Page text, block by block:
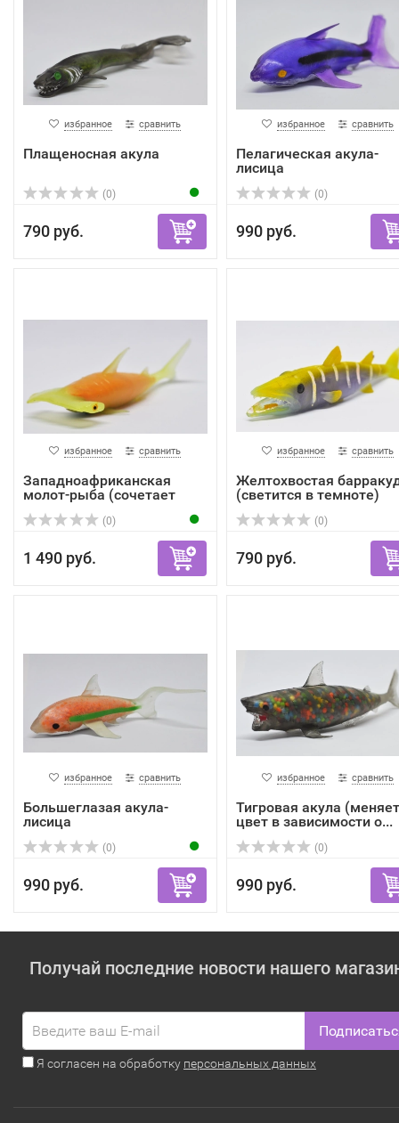
избранное сравнить
Плащеносная акула
(0)
790 руб.
избранное сравнить
Пелагическая акула-
лисица
(0)
990 руб.
избранное сравнить
Западноафриканская
молот-рыба (сочетает
(0)
1 490 руб.
избранное сравнить
Желтохвостая
(светится в темноте)
(0)
790 руб.
избранное сравнить
Большеглазая акула-
лисица
(0)
990 руб.
избранное сравнить
Тигровая акула (меняет
цвет в зависимости о...
(0)
990 руб.
Получай последние новости нашего
Я согласен на обработку персональных данных